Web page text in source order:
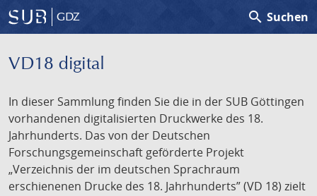
GDZ search Suchen
VD18 digital
In dieser Sammlung finden Sie die in der SUB Göttingen
vorhandenen digitalisierten Druckwerke des 18.
Jahrhunderts. Das von der Deutschen
Forschungsgemeinschaft geförderte Projekt
„Verzeichnis der im deutschen Sprachraum
erschienenen Drucke des 18. Jahrhunderts” (VD 18) zielt